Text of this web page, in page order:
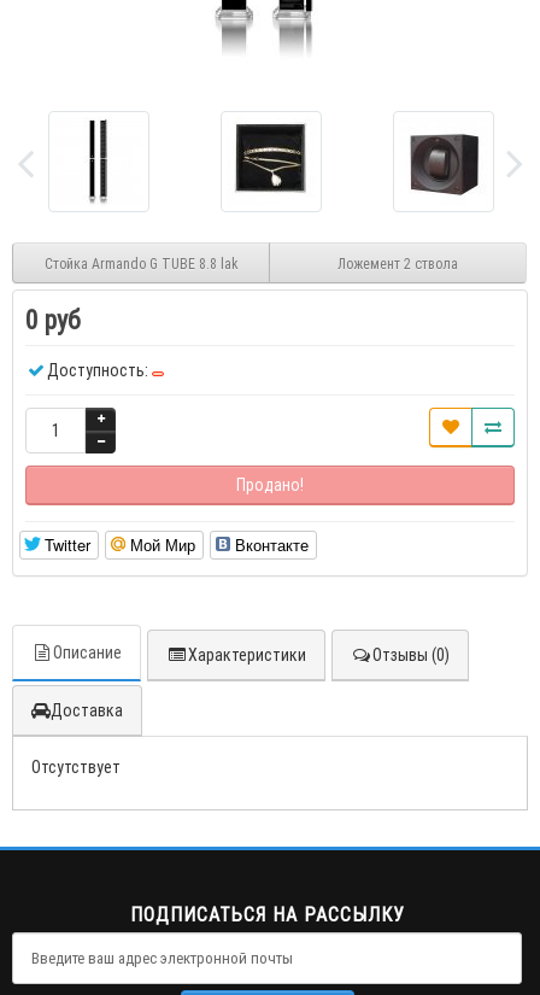
Стойка Armando G TUBE 8.8 lak Ложемент 2 ствола
0 руб
Доступность:
Продано!
Twitter Мой Мир Вконтакте
Описание Характеристики Отзывы (0)
Доставка
Отсутствует
ПОДПИСАТЬСЯ НА РАССЫЛКУ